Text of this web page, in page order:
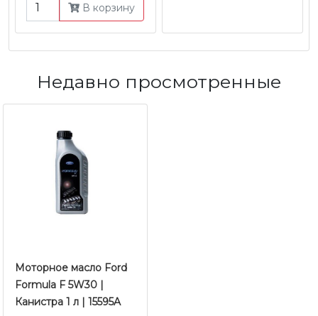
В корзину
Недавно просмотренные
Моторное масло Ford
Formula F 5W30 |
Канистра 1 л | 15595A